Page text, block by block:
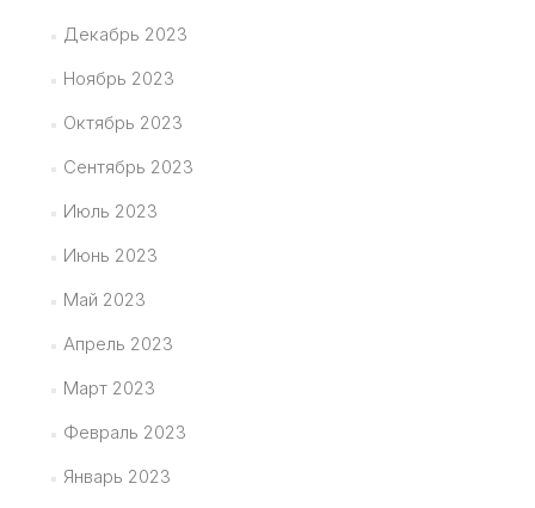
Декабрь 2023
Ноябрь 2023
Октябрь 2023
Сентябрь 2023
Июль 2023
Июнь 2023
Май 2023
Апрель 2023
Март 2023
Февраль 2023
Январь 2023